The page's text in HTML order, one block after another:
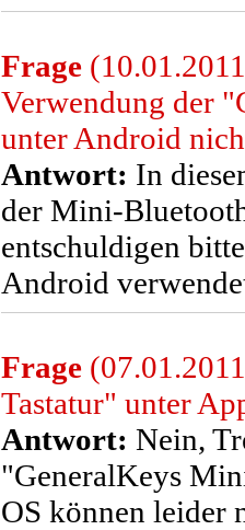
Frage
Verwendung der
unter Android
Antwort: In
der Mini-
entschuldigen
Android
Frage
Tastatur" unter
Antwort: Nein,
"GeneralKeys
OS können leider